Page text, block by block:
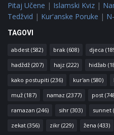
Pitaj Učene | Islamski Kviz |
Tedžvid | Kur'anske Poruke |
TAGOVI
abdest (582) brak (608) djeca
hadždž (207) hajz (222) hidžab
kako postupiti (236) kur'an (580)
muž (187) namaz (2377) post
ramazan (246) sihr (303) sunnet
zekat (356) zikr (229) žena (433)